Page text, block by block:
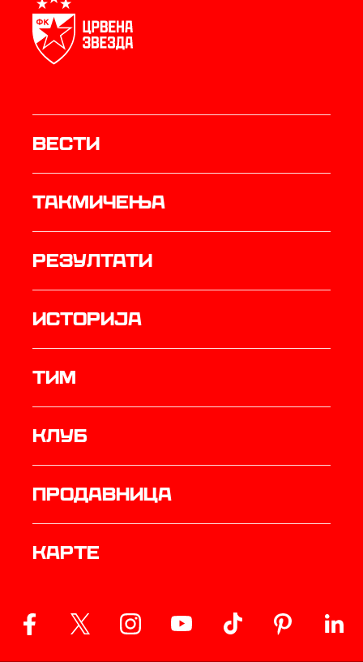
Вести
Такмичења
резултати
историја
ТИМ
Клуб
продавница
Карте